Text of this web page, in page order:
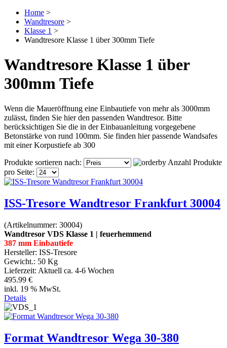
Home >
Wandtresore >
Klasse 1 >
Wandtresore Klasse 1 über 300mm Tiefe
Wandtresore Klasse 1 über
300mm Tiefe
Wenn die Maueröffnung eine Einbautiefe von mehr als 3000mm
zulässt, finden Sie hier den passenden Wandtresor. Bitte
berücksichtigen Sie die in der Einbauanleitung vorgegebene
Betonstärke von rund 100mm. Sie finden hier passende Wandsafes
mit einer Korpustiefe ab 300
Produkte sortieren nach:
Anzahl Produkte
pro Seite:
ISS-Tresore Wandtresor Frankfurt 30004
(Artikelnummer: 30004)
Wandtresor VDS Klasse 1 | feuerhemmend
387 mm Einbautiefe
Hersteller: ISS-Tresore
Gewicht.: 50 Kg
Lieferzeit: Aktuell ca. 4-6 Wochen
495.99 €
inkl. 19 % MwSt.
Details
Format Wandtresor Wega 30-380